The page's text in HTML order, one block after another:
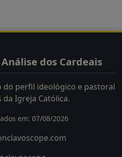
Análise dos Cardeais
perfil ideológico e pastoral
da Igreja Católica.
em: 07/08/2026